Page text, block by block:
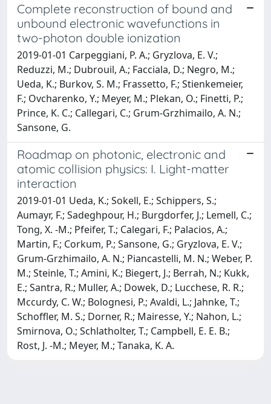
Complete reconstruction of bound and
unbound electronic wavefunctions in
two-photon double ionization
2019-01-01 Carpeggiani, P. A.; Gryzlova, E. V.;
Reduzzi, M.; Dubrouil, A.; Facciala, D.; Negro, M.;
Ueda, K.; Burkov, S. M.; Frassetto, F.; Stienkemeier,
F.; Ovcharenko, Y.; Meyer, M.; Plekan, O.; Finetti, P.;
Prince, K. C.; Callegari, C.; Grum-Grzhimailo, A. N.;
Sansone, G.
Roadmap on photonic, electronic and
atomic collision physics: I. Light-matter
interaction
2019-01-01 Ueda, K.; Sokell, E.; Schippers, S.;
Aumayr, F.; Sadeghpour, H.; Burgdorfer, J.; Lemell, C.;
Tong, X. -M.; Pfeifer, T.; Calegari, F.; Palacios, A.;
Martin, F.; Corkum, P.; Sansone, G.; Gryzlova, E. V.;
Grum-Grzhimailo, A. N.; Piancastelli, M. N.; Weber, P.
M.; Steinle, T.; Amini, K.; Biegert, J.; Berrah, N.; Kukk,
E.; Santra, R.; Muller, A.; Dowek, D.; Lucchese, R. R.;
Mccurdy, C. W.; Bolognesi, P.; Avaldi, L.; Jahnke, T.;
Schoffler, M. S.; Dorner, R.; Mairesse, Y.; Nahon, L.;
Smirnova, O.; Schlatholter, T.; Campbell, E. E. B.;
Rost, J. -M.; Meyer, M.; Tanaka, K. A.